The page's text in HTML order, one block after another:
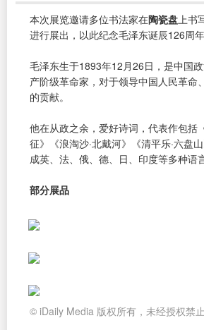
本次展览邀请多位书法家在陶瓷盘 上书
进行展出，以此纪念毛泽东诞辰126周年
毛泽东生于1893年12月26日，是中国
产阶级革命家，对于领导中国人民革命
的贡献。
他在从政之余，爱好诗词，代表作包括
征》《浪淘沙·北戴河》《清平乐·六盘
成英、法、俄、德、日、印度等多种语
部分展品
© iDaily Media 版权所有，未经授权禁止